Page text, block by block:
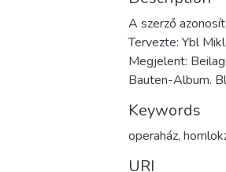
A szerző
Tervezte: Ybl
Megjelent:
Bauten-Album.
Keywords
operaház,
URI